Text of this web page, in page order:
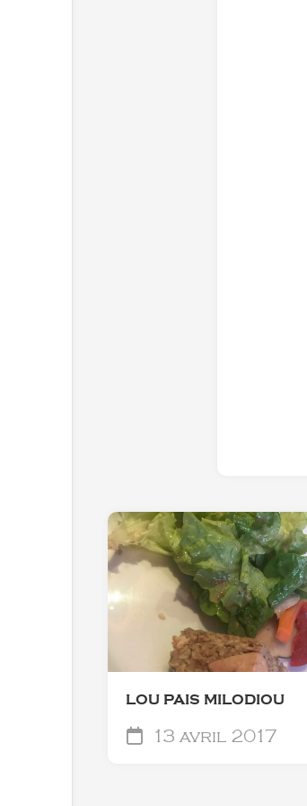
LOU PAIS MILODIOU
13 avril 2017